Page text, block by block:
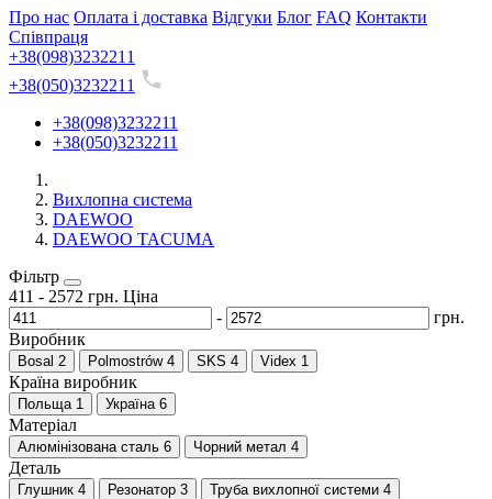
Про нас Оплата і доставка Відгуки Блог FAQ Контакти
Співпраця
+38(098)3232211
+38(050)3232211
+38(098)3232211
+38(050)3232211
Вихлопна система
DAEWOO
DAEWOO TACUMA
Фільтр
411 - 2572 грн. Ціна
-
грн.
Виробник
Bosal 2 Polmostrów 4 SKS 4 Videx 1
Країна виробник
Польща 1 Україна 6
Матеріал
Алюмінізована сталь 6 Чорний метал 4
Деталь
Глушник 4 Резонатор 3 Труба вихлопної системи 4